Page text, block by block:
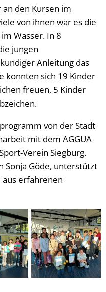
den Kursen im
von ihnen war es die
Wasser. In 8
jungen
Anleitung das
konnten sich 19 Kinder
freuen, 5 Kinder
von der Stadt
mit dem AGGUA
Verein Siegburg.
Sonja Göde, unterstützt
aus erfahrenen